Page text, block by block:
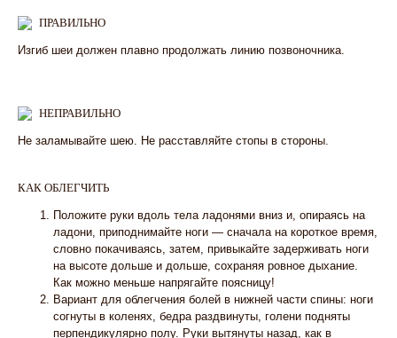
ПРАВИЛЬНО
Изгиб шеи должен плавно продолжать линию позвоночника.
НЕПРАВИЛЬНО
Не заламывайте шею. Не расставляйте стопы в стороны.
КАК ОБЛЕГЧИТЬ
Положите руки вдоль тела ладонями вниз и, опираясь на
ладони, приподнимайте ноги — сначала на короткое время,
словно покачиваясь, затем, привыкайте задерживать ноги
на высоте дольше и дольше, сохраняя ровное дыхание.
Как можно меньше напрягайте поясницу!
Вариант для облегчения болей в нижней части спины: ноги
согнуты в коленях, бедра раздвинуты, голени подняты
перпендикулярно полу. Руки вытянуты назад, как в